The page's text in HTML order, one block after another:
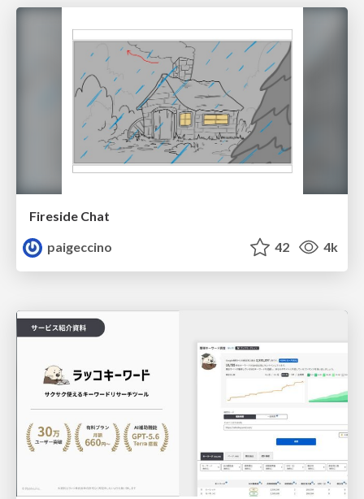
Fireside Chat
paigeccino
42 4k